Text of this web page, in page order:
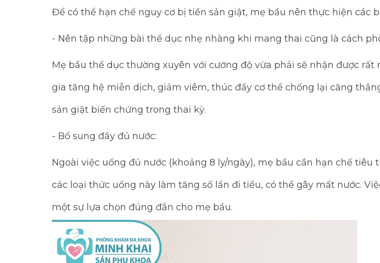
Để có thể hạn chế nguy cơ bị tiền sản giật, mẹ bầu nên thực hiện các
- Nên tập những bài thể dục nhẹ nhàng khi mang thai cũng là cách
Mẹ bầu thể dục thường xuyên với cường độ vừa phải sẽ nhận được
gia tăng hệ miễn dịch, giảm viêm, thúc đẩy cơ thể chống lại căng
sản giật biến chứng trong thai kỳ.
- Bổ sung đầy đủ nước:
Ngoài việc uống đủ nước (khoảng 8 ly/ngày), mẹ bầu cần hạn chế
các loại thức uống này làm tăng số lần đi tiểu, có thể gây mất nước.
một sự lựa chọn đúng đắn cho mẹ bầu.